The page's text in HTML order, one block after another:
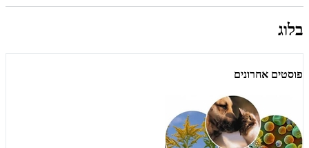
בלוג
פוסטים אחרונים